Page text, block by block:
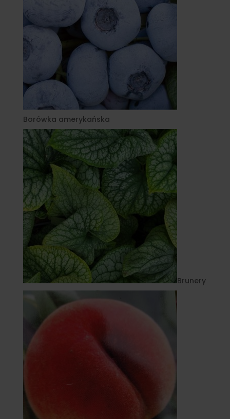
Borówka amerykańska
Brunery